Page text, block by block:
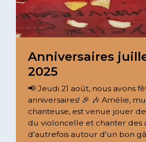
Anniversaires
2025
📢 Jeudi 21 août, nous avons
anniversaires! 🎉 🎶 Amélie,
chanteuse, est venue jouer
du violoncelle et chanter des
d'autrefois autour d'un bon